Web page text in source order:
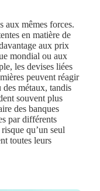
aux mêmes forces.
en matière de
aux prix
mondial ou aux
les devises liées
peuvent réagir
des métaux, tandis
souvent plus
des banques
par différents
qu’un seul
toutes leurs